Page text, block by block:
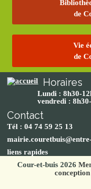
de
Vie
de
Horaires
Lundi : 8h30-
vendredi :
Contact
Tél : 04 74 59 25 13
liens rapides
Cour-et-buis 2026